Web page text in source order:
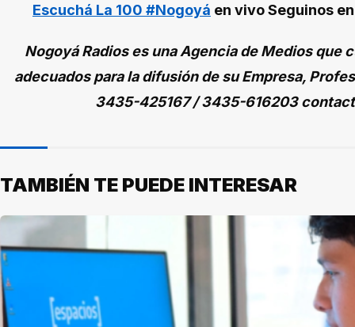
Escuchá La 100 #Nogoyá en vivoSeguinos
Nogoyá Radios es una Agencia de Medios
adecuados para la difusión de su Empresa,
3435-425167 / 3435-616203
TAMBIÉN TE PUEDE INTERESAR